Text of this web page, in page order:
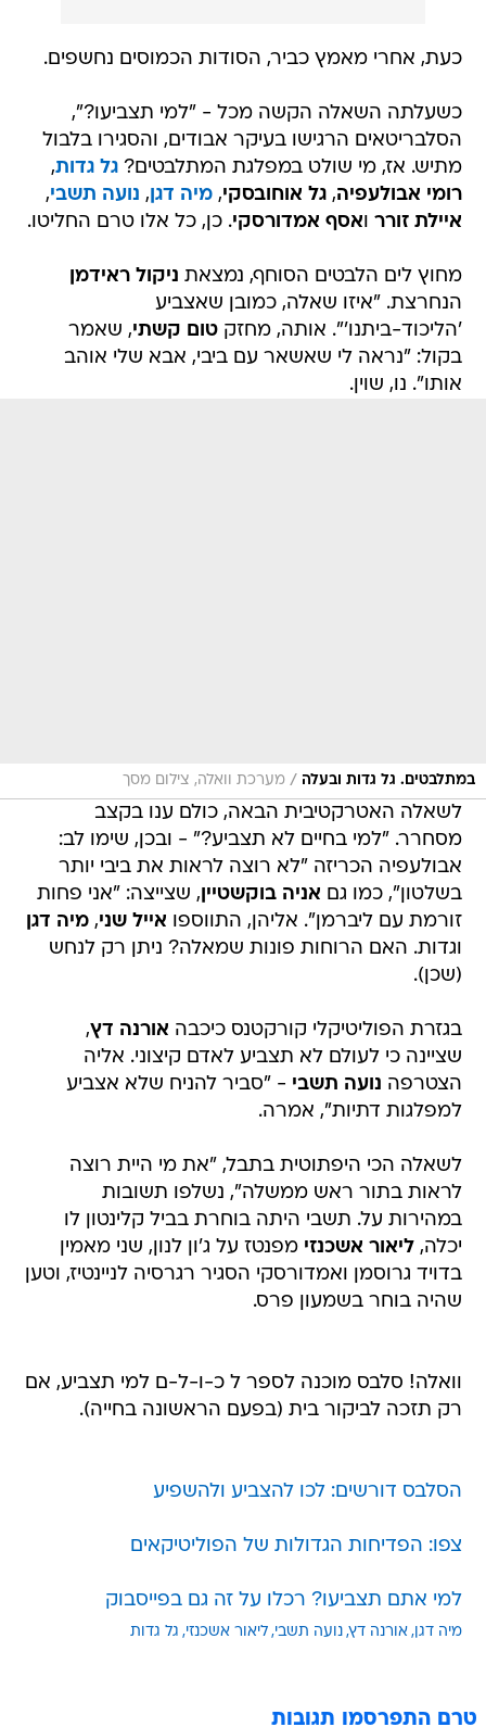
כעת, אחרי מאמץ כביר, הסודות הכמוסים נחשפים.
כשעלתה השאלה הקשה מכל - "למי תצביעו?",
הסלבריטאים הרגישו בעיקר אבודים, והסגירו בלבול
מתיש. אז, מי שולט במפלגת המתלבטים?גל גדות,
רומי אבולעפיה,גל אוחובסקי,מיה דגן, נועה תשבי,
איילת זורר ואסף אמדורסקי. כן, כל אלו טרם החליטו.
מחוץ לים הלבטים הסוחף, נמצאת ניקול ראידמן
הנחרצת. "איזו שאלה, כמובן שאצביע
'הליכוד-ביתנו'". אותה, מחזקטום קשתי, שאמר
בקול: "נראה לי שאשאר עם ביבי, אבא שלי אוהב
אותו". נו, שוין.
במתלבטים. גל גדות ובעלה / מערכת וואלה, צילום מסך
לשאלה האטרקטיבית הבאה, כולם ענו בקצב
מסחרר. "למי בחיים לא תצביע?" - ובכן, שימו לב:
אבולעפיה הכריזה "לא רוצה לראות את ביבי יותר
בשלטון", כמו גם אניה בוקשטיין, שצייצה: "אני פחות
זורמת עם ליברמן". אליהן, התווספו אייל שני,מיה דגן
וגדות. האם הרוחות פונות שמאלה? ניתן רק לנחש
(שכן).
בגזרת הפוליטיקלי קורקטנס כיכבה אורנה דץ,
שציינה כי לעולם לא תצביע לאדם קיצוני. אליה
הצטרפה נועה תשבי - "סביר להניח שלא אצביע
למפלגות דתיות", אמרה.
לשאלה הכי היפתוטית בתבל, "את מי היית רוצה
לראות בתור ראש ממשלה", נשלפו תשובות
במהירות על. תשבי היתה בוחרת בביל קלינטון לו
יכלה,ליאור אשכנזי מפנטז על ג'ון לנון, שני מאמין
בדויד גרוסמן ואמדורסקי הסגיר רגרסיה לניינטיז, וטען
שהיה בוחר בשמעון פרס.
וואלה! סלבס מוכנה לספר ל כ-ו-ל-ם למי תצביע, אם
רק תזכה לביקור בית (בפעם הראשונה בחייה).
הסלבס דורשים: לכו להצביע ולהשפיע
צפו: הפדיחות הגדולות של הפוליטיקאים
למי אתם תצביעו? רכלו על זה גם בפייסבוק
מיה דגן אורנה דץ נועה תשבי ליאור אשכנזי גל גדות
טרם התפרסמו תגובות